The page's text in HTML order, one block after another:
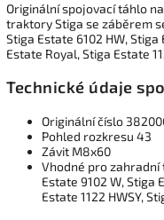
Originální spojovací táhlo
traktory Stiga se záběrem
Stiga Estate 6102 HW, Stiga
Estate Royal, Stiga Estate
Technické údaje
Originální číslo
Pohled rozkresu 43
Závit M8x60
Vhodné pro zahradní
Estate 9102 W, Stiga
Estate 1122 HWSY,